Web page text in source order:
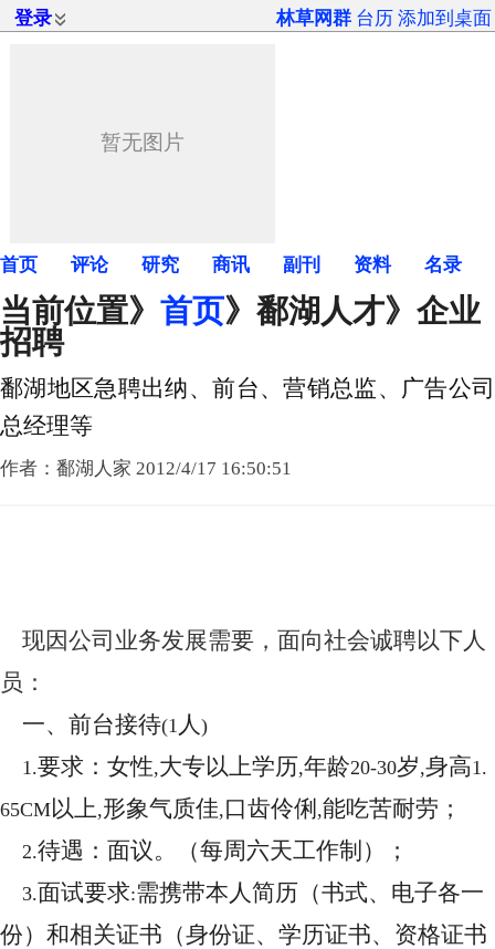
登录 林草网群 台历 添加到桌面
首页 评论 研究 商讯 副刊 资料 名录
当前位置》 首页》 鄱湖人才》企业
招聘
鄱湖地区急聘出纳、前台、营销总监、广告公司
总经理等
作者：鄱湖人家 2012/4/17 16:50:51
现因公司业务发展需要，面向社会诚聘以下人
员：
一、前台接待(1 人)
1.要求：女性,大专以上学历,年龄20-30岁,身高1.
65CM以上,形象气质佳,口齿伶俐 ,能吃苦耐劳；
2.待遇：面议。（每周六天工作制）；
3.面试要求:需携带本人简历（书式、电子各一
份）和相关证书（身份证、学历证书、资格证书